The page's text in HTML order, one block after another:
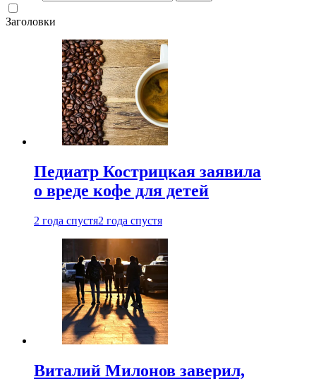
Заголовки
Педиатр Кострицкая заявила
о вреде кофе для детей
2 года спустя2 года спустя
Виталий Милонов заверил,